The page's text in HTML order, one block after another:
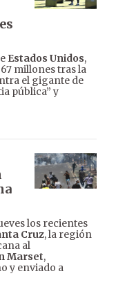
Estados Unidos,
millones tras la
el gigante de
pública” y
los recientes
Cruz, la región
al
Marset,
y enviado a